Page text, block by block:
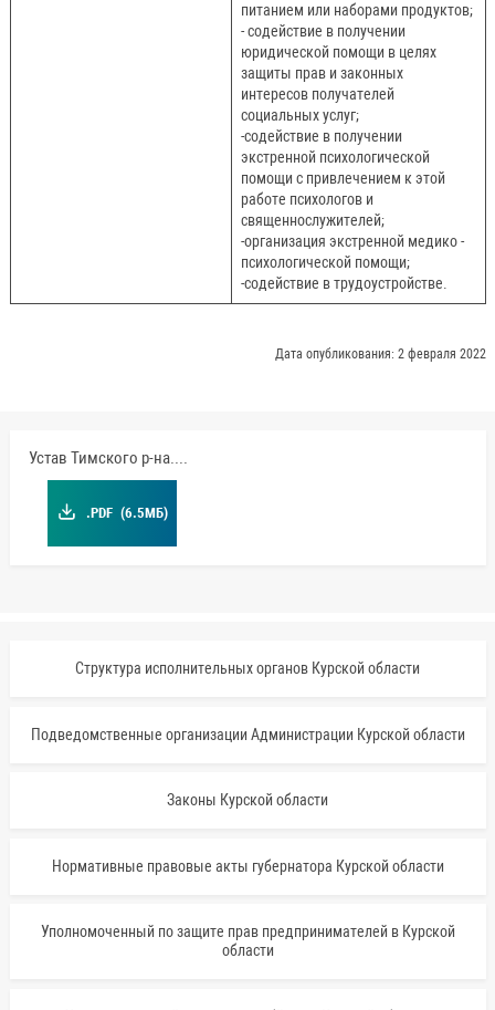
питанием или наборами продуктов;
- содействие в получении
юридической помощи в целях
защиты прав и законных
интересов получателей
социальных услуг;
-содействие в получении
экстренной психологической
помощи с привлечением к этой
работе психологов и
священнослужителей;
-организация экстренной медико -
психологической помощи;
-содействие в трудоустройстве.
Дата опубликования: 2 февраля 2022
Устав Тимского р-на.pdf
.PDF (6.5МБ)
Структура исполнительных органов Курской области
Подведомственные организации Администрации Курской области
Законы Курской области
Нормативные правовые акты губернатора Курской области
Уполномоченный по защите прав предпринимателей в Курской
области